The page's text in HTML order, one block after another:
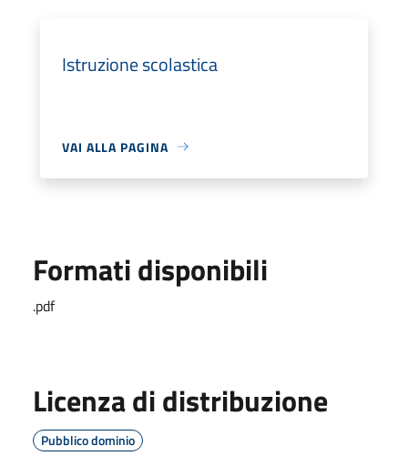
Istruzione scolastica
VAI ALLA PAGINA
Formati disponibili
.pdf
Licenza di distribuzione
Pubblico dominio